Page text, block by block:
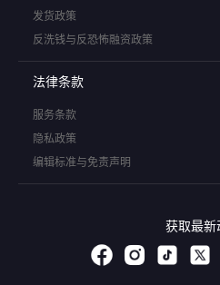
发货政策
反洗钱与反恐怖融资政策
法律条款
服务条款
隐私政策
编辑标准与免责声明
获取最新